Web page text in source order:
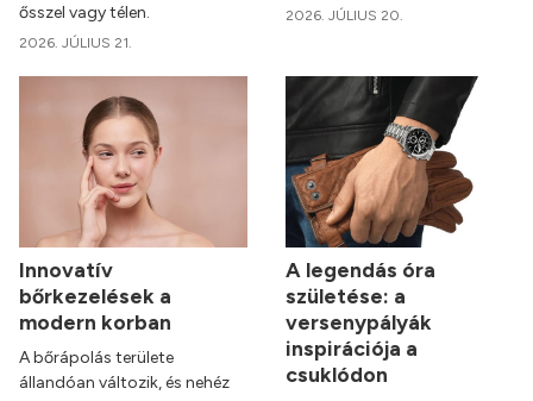
ősszel vagy télen.
2026. JÚLIUS 21.
2026. JÚLIUS 20.
Innovatív
bőrkezelések a
modern korban
A bőrápolás területe
állandóan változik, és nehéz
A legendás óra
születése: a
versenypályák
inspirációja a
csuklódon